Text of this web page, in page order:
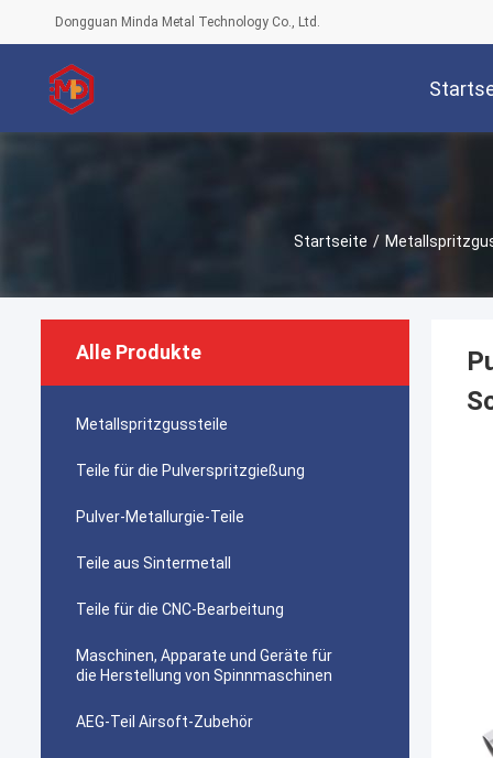
Dongguan Minda Metal Technology Co., Ltd.
Startseite /
Alle Produkte
Metallspritzgussteile
Teile für die Pulverspritzgießung
Pulver-Metallurgie-Teile
Teile aus Sintermetall
Teile für die CNC-Bearbeitung
Maschinen, Apparate und Geräte für
die Herstellung von Spinnmaschinen
AEG-Teil Airsoft-Zubehör